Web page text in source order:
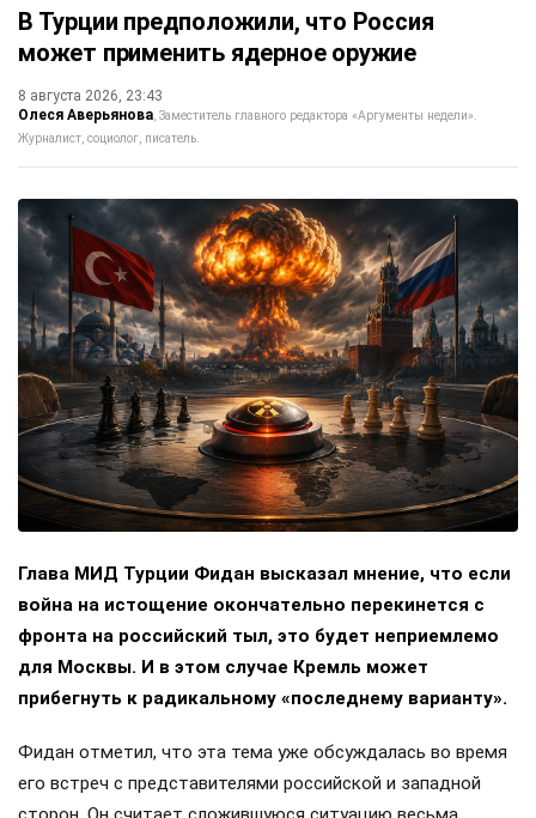
В Турции предположили, что Россия
может применить ядерное оружие
8 августа 2026, 23:43
Олеся Аверьянова Заместитель главного редактора «Аргументы недели».
Журналист, социолог, писатель.
Глава МИД Турции Фидан высказал мнение, что если
война на истощение окончательно перекинется с
фронта на российский тыл, это будет неприемлемо
для Москвы. И в этом случае Кремль может
прибегнуть к радикальному «последнему варианту».
Фидан отметил, что эта тема уже обсуждалась во время
его встреч с представителями российской и западной